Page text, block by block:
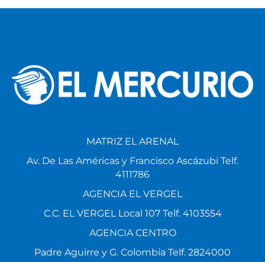
MATRIZ EL ARENAL
Av. De Las Américas y Francisco Ascázubi Telf.
4111786
AGENCIA EL VERGEL
C.C. EL VERGEL Local 107 Telf. 4103554
AGENCIA CENTRO
Padre Aguirre y G. Colombia Telf. 2824000